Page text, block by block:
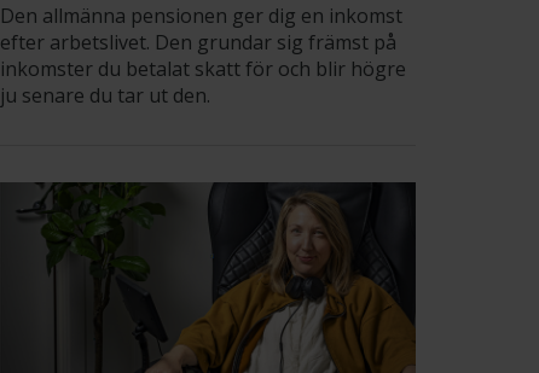
Den allmänna pensionen ger dig en inkomst
efter arbetslivet. Den grundar sig främst på
inkomster du betalat skatt för och blir högre
ju senare du tar ut den.